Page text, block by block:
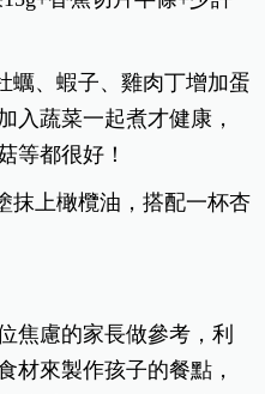
蠣、蝦子、雞肉丁增加蛋
入蔬菜一起煮才健康，
等都很好！
抹上橄欖油，搭配一杯杏
焦慮的家長做參考，利
材來製作孩子的餐點，